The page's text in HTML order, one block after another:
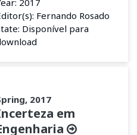
Fernando Rosado
Disponível para
2017
em